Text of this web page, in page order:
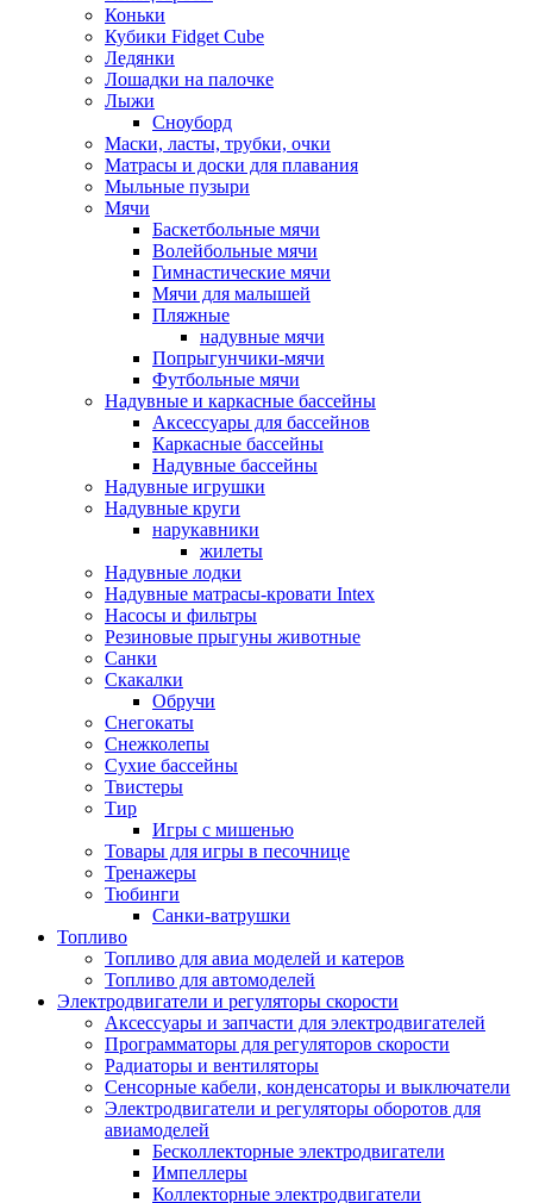
Коньки
Кубики Fidget Cube
Ледянки
Лошадки на палочке
Лыжи
Сноуборд
Маски, ласты, трубки, очки
Матрасы и доски для плавания
Мыльные пузыри
Мячи
Баскетбольные мячи
Волейбольные мячи
Гимнастические мячи
Мячи для малышей
Пляжные
надувные мячи
Попрыгунчики-мячи
Футбольные мячи
Надувные и каркасные бассейны
Аксессуары для бассейнов
Каркасные бассейны
Надувные бассейны
Надувные игрушки
Надувные круги
нарукавники
жилеты
Надувные лодки
Надувные матрасы-кровати Intex
Насосы и фильтры
Резиновые прыгуны животные
Санки
Скакалки
Обручи
Снегокаты
Снежколепы
Сухие бассейны
Твистеры
Тир
Игры с мишенью
Товары для игры в песочнице
Тренажеры
Тюбинги
Санки-ватрушки
Топливо
Топливо для авиа моделей и катеров
Топливо для автомоделей
Электродвигатели и регуляторы скорости
Аксессуары и запчасти для электродвигателей
Программаторы для регуляторов скорости
Радиаторы и вентиляторы
Сенсорные кабели, конденсаторы и выключатели
Электродвигатели и регуляторы оборотов для
авиамоделей
Бесколлекторные электродвигатели
Импеллеры
Коллекторные электродвигатели